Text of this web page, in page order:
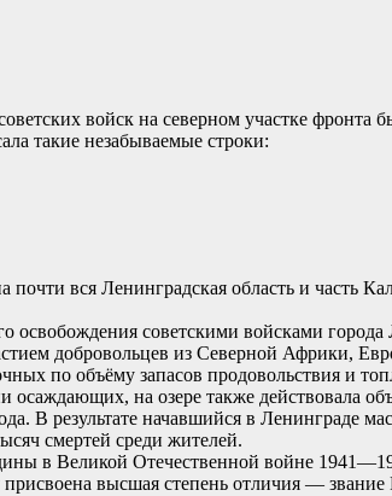
войск на северном участке
такие незабываемые строки:
вся Ленинградская область и часть
освобождения советскими войсками
добровольцев из Северной Африки,
по объёму запасов продовольствия и
осаждающих, на озере также действовала
В результате начавшийся в
смертей среди жителей.
в Великой Отечественной войне
высшая степень отличия — звание